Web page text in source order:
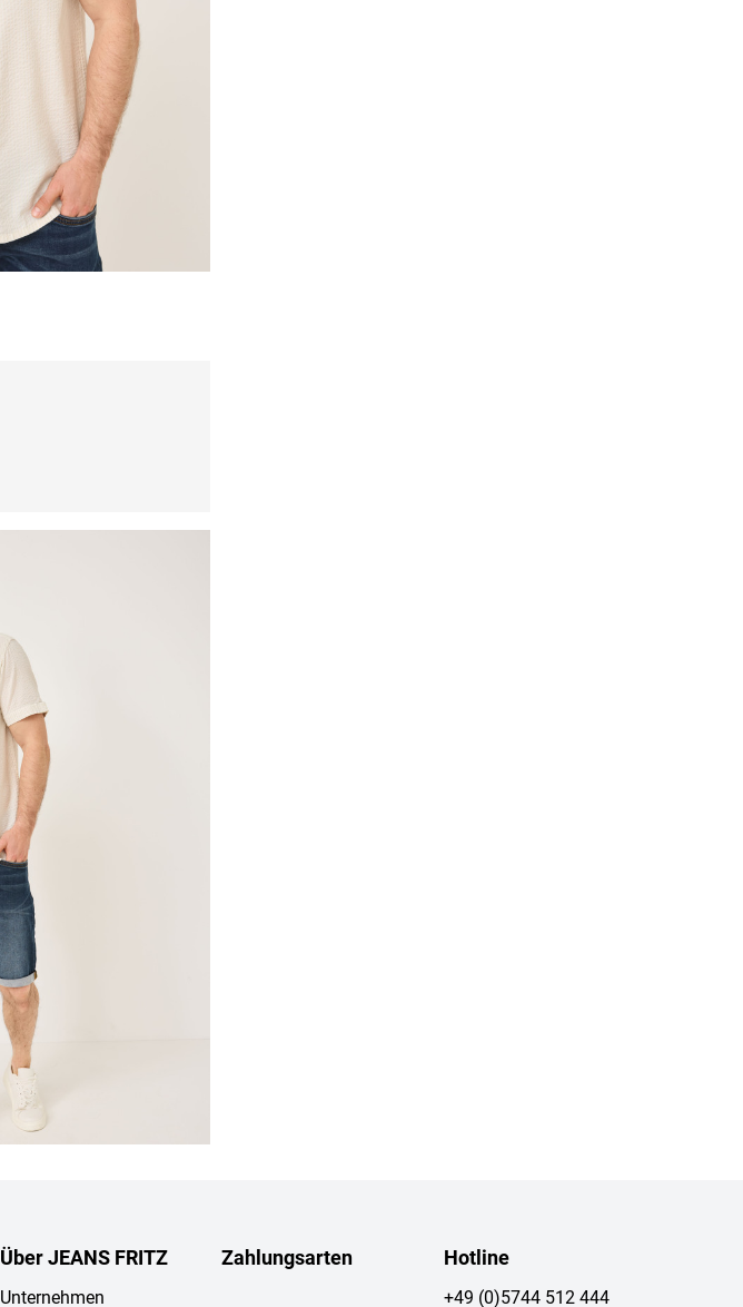
Über JEANS FRITZ
Unternehmen
Zahlungsarten Hotline
+49 (0)5744 512 444